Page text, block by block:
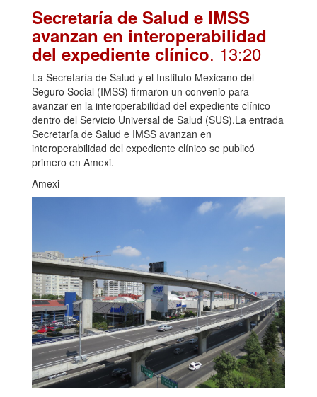
Secretaría de Salud e IMSS
avanzan en interoperabilidad
del expediente clínico. 13:20
La Secretaría de Salud y el Instituto Mexicano del
Seguro Social (IMSS) firmaron un convenio para
avanzar en la interoperabilidad del expediente clínico
dentro del Servicio Universal de Salud (SUS).La entrada
Secretaría de Salud e IMSS avanzan en
interoperabilidad del expediente clínico se publicó
primero en Amexi.
Amexi